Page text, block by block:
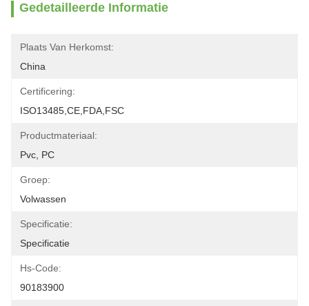
Gedetailleerde Informatie
Plaats Van Herkomst:
China
Certificering:
ISO13485,CE,FDA,FSC
Productmateriaal:
Pvc, PC
Groep:
Volwassen
Specificatie:
Specificatie
Hs-Code:
90183900